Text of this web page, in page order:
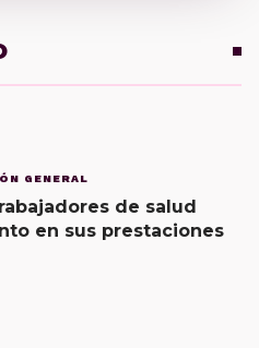
GENERAL
de salud
en sus prestaciones